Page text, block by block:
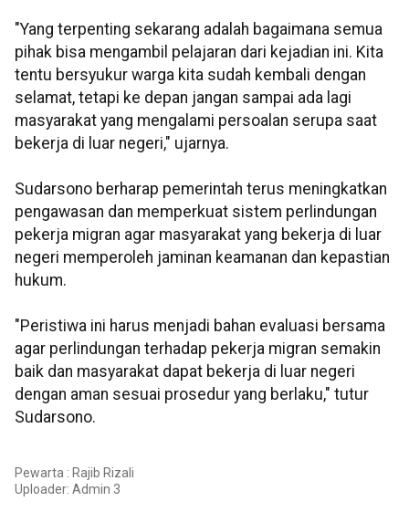
"Yang terpenting sekarang adalah bagaimana semua
pihak bisa mengambil pelajaran dari kejadian ini. Kita
tentu bersyukur warga kita sudah kembali dengan
selamat, tetapi ke depan jangan sampai ada lagi
masyarakat yang mengalami persoalan serupa saat
bekerja di luar negeri," ujarnya.
Sudarsono berharap pemerintah terus meningkatkan
pengawasan dan memperkuat sistem perlindungan
pekerja migran agar masyarakat yang bekerja di luar
negeri memperoleh jaminan keamanan dan kepastian
hukum.
"Peristiwa ini harus menjadi bahan evaluasi bersama
agar perlindungan terhadap pekerja migran semakin
baik dan masyarakat dapat bekerja di luar negeri
dengan aman sesuai prosedur yang berlaku," tutur
Sudarsono.
Pewarta : Rajib Rizali
Uploader: Admin 3